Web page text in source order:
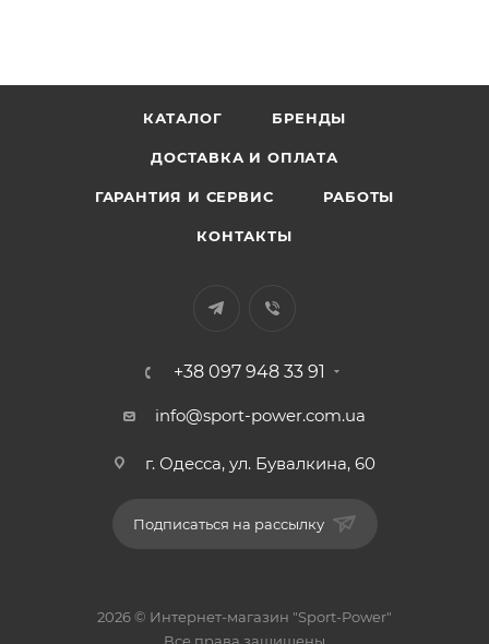
КАТАЛОГ БРЕНДЫ
ДОСТАВКА И ОПЛАТА
ГАРАНТИЯ И СЕРВИС РАБОТЫ
КОНТАКТЫ
+38 097 948 33 91
info@sport-power.com.ua
г. Одесса, ул. Бувалкина, 60
Подписаться на рассылку
2026 © Интернет-магазин "Sport-Power"